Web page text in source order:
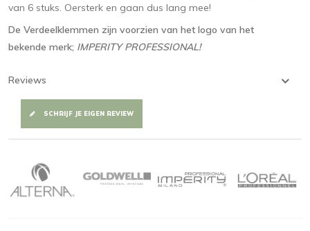
van 6 stuks. Oersterk en gaan dus lang mee!
De Verdeelklemmen zijn voorzien van het logo van het
bekende merk; IMPERITY PROFESSIONAL!
Reviews
SCHRIJF JE EIGEN REVIEW